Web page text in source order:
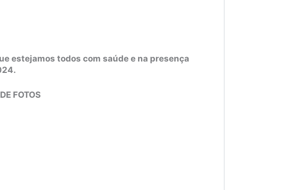
estejamos todos com saúde e na presença
FOTOS